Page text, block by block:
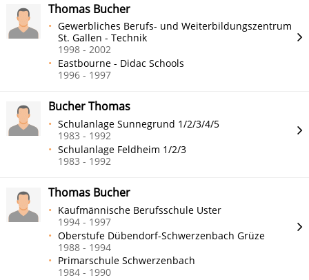
Thomas Bucher
Gewerbliches Berufs- und Weiterbildungszentrum
St. Gallen - Technik
1998 - 2002
Eastbourne - Didac Schools
1996 - 1997
Bucher Thomas
Schulanlage Sunnegrund 1/2/3/4/5
1983 - 1992
Schulanlage Feldheim 1/2/3
1983 - 1992
Thomas Bucher
Kaufmännische Berufsschule Uster
1994 - 1997
Oberstufe Dübendorf-Schwerzenbach Grüze
1988 - 1994
Primarschule Schwerzenbach
1984 - 1990